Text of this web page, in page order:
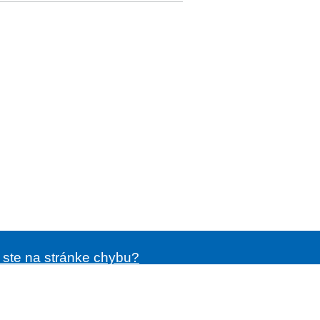
ste na stránke chybu?